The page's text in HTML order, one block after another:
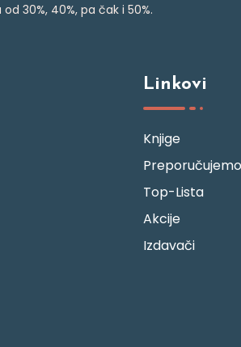
30%, 40%, pa čak i 50%.
Linkovi
Knjige
Preporučujemo
Top-Lista
Akcije
Izdavači